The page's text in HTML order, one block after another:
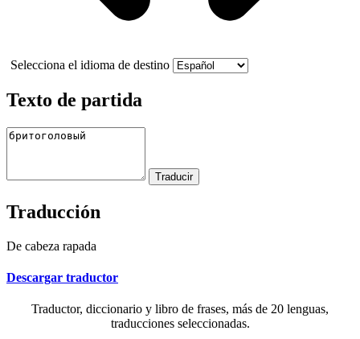
Selecciona el idioma de destino
Texto de partida
Traducción
De cabeza rapada
Descargar traductor
Traductor, diccionario y libro de frases, más de 20 lenguas,
traducciones seleccionadas.